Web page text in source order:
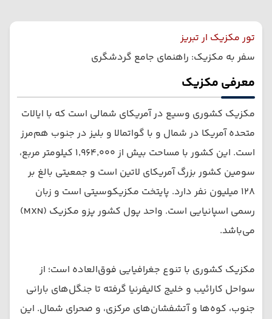
تور مکزیک ار تبریز
سفر به مکزیک: راهنمای جامع گردشگری
معرفی مکزیک
مکزیک کشوری وسیع در آمریکای شمالی است که با ایالات
متحده آمریکا در شمال و با گواتمالا و بلیز در جنوب هم‌مرز
است. این کشور با مساحت بیش از ۱٬۹۶۴٬۰۰۰ کیلومتر مربع،
سومین کشور بزرگ آمریکای لاتین است و جمعیتی بالغ بر
۱۲۸ میلیون نفر دارد. پایتخت مکزیکوسیتی است و زبان
رسمی اسپانیایی است. واحد پول کشور پزو مکزیک (MXN)
می‌باشد.
مکزیک کشوری با تنوع جغرافیایی فوق‌العاده است؛ از
سواحل کارائیب و خلیج کالیفرنیا گرفته تا جنگل‌های بارانی
جنوب، کوه‌ها و آتشفشان‌های مرکزی، و صحرای شمال. این